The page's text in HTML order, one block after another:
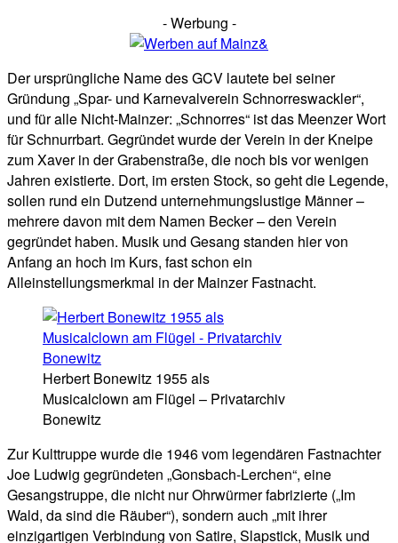
- Werbung -
Der ursprüngliche Name des GCV lautete bei seiner
Gründung „Spar- und Karnevalverein Schnorreswackler“,
und für alle Nicht-Mainzer: „Schnorres“ ist das Meenzer Wort
für Schnurrbart. Gegründet wurde der Verein in der Kneipe
zum Xaver in der Grabenstraße, die noch bis vor wenigen
Jahren existierte. Dort, im ersten Stock, so geht die Legende,
sollen rund ein Dutzend unternehmungslustige Männer –
mehrere davon mit dem Namen Becker – den Verein
gegründet haben. Musik und Gesang standen hier von
Anfang an hoch im Kurs, fast schon ein
Alleinstellungsmerkmal in der Mainzer Fastnacht.
Herbert Bonewitz 1955 als
Musicalclown am Flügel – Privatarchiv
Bonewitz
Zur Kulttruppe wurde die 1946 vom legendären Fastnachter
Joe Ludwig gegründeten „Gonsbach-Lerchen“, eine
Gesangstruppe, die nicht nur Ohrwürmer fabrizierte („Im
Wald, da sind die Räuber“), sondern auch „mit ihrer
einzigartigen Verbindung von Satire, Slapstick, Musik und